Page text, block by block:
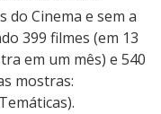
Cinema e sem a
399 filmes (em 13
em um mês) e 540
mostras: